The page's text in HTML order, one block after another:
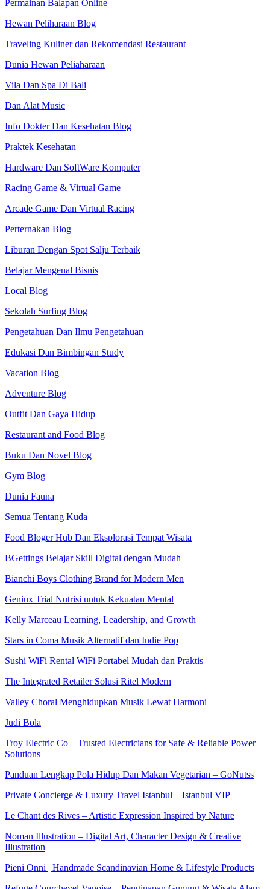
Permainan Balapan Online
Hewan Peliharaan Blog
Traveling Kuliner dan Rekomendasi Restaurant
Dunia Hewan Peliaharaan
Vila Dan Spa Di Bali
Dan Alat Music
Info Dokter Dan Kesehatan Blog
Praktek Kesehatan
Hardware Dan SoftWare Komputer
Racing Game & Virtual Game
Arcade Game Dan Virtual Racing
Perternakan Blog
Liburan Dengan Spot Salju Terbaik
Belajar Mengenal Bisnis
Local Blog
Sekolah Surfing Blog
Pengetahuan Dan Ilmu Pengetahuan
Edukasi Dan Bimbingan Study
Vacation Blog
Adventure Blog
Outfit Dan Gaya Hidup
Restaurant and Food Blog
Buku Dan Novel Blog
Gym Blog
Dunia Fauna
Semua Tentang Kuda
Food Bloger Hub Dan Eksplorasi Tempat Wisata
BGettings Belajar Skill Digital dengan Mudah
Bianchi Boys Clothing Brand for Modern Men
Geniux Trial Nutrisi untuk Kekuatan Mental
Kelly Marceau Learning, Leadership, and Growth
Stars in Coma Musik Alternatif dan Indie Pop
Sushi WiFi Rental WiFi Portabel Mudah dan Praktis
The Integrated Retailer Solusi Ritel Modern
Valley Choral Menghidupkan Musik Lewat Harmoni
Judi Bola
Troy Electric Co – Trusted Electricians for Safe & Reliable Power
Solutions
Panduan Lengkap Pola Hidup Dan Makan Vegetarian – GoNutss
Private Concierge & Luxury Travel Istanbul – Istanbul VIP
Le Chant des Rives – Artistic Expression Inspired by Nature
Noman Illustration – Digital Art, Character Design & Creative
Illustration
Pieni Onni | Handmade Scandinavian Home & Lifestyle Products